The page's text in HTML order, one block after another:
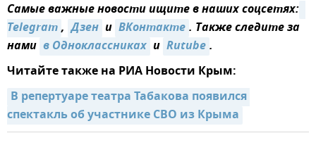
Самые важные новости ищите в наших соцсетях:
Telegram, Дзен и ВКонтакте. Также следите за
нами в Одноклассниках и Rutube.
Читайте также на РИА Новости Крым:
В репертуаре театра Табакова появился
спектакль об участнике СВО из Крыма